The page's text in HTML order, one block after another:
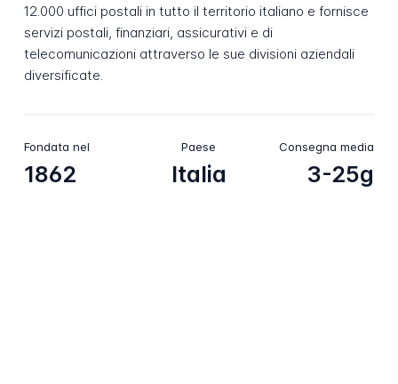
12.000 uffici postali in tutto il territorio italiano e fornisce
servizi postali, finanziari, assicurativi e di
telecomunicazioni attraverso le sue divisioni aziendali
diversificate.
Fondata nel
1862
Paese
Italia
Consegna media
3-25g